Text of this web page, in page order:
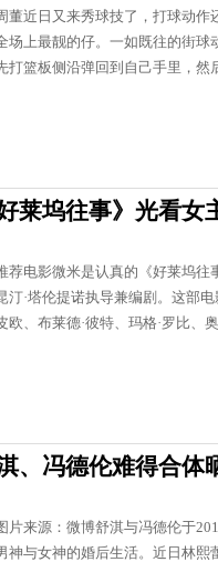
董近日又来秀球技了，打球动作
场上最靓的仔。一如既往的街球
打篮板侧沿弹回到自己手里，然
好莱坞往事》光看
荐电影微米是认真的《好莱坞往
汀·塔伦提诺执导兼编剧。这部
欧、布莱德·彼特、玛格·罗比、
、冯德伦难得合体
片来源：微博舒淇与冯德伦于
神与女神的婚后生活。近日林